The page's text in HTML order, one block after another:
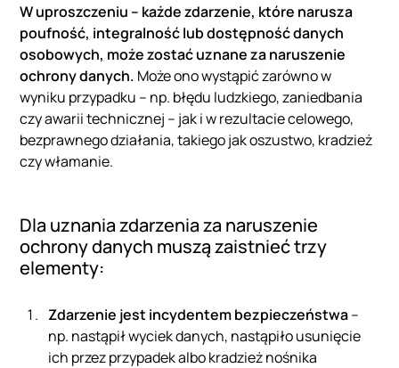
W uproszczeniu – każde zdarzenie, które narusza
poufność, integralność lub dostępność danych
osobowych, może zostać uznane za naruszenie
ochrony danych. Może ono wystąpić zarówno w
wyniku przypadku – np. błędu ludzkiego, zaniedbania
czy awarii technicznej – jak i w rezultacie celowego,
bezprawnego działania, takiego jak oszustwo, kradzież
czy włamanie.
Dla uznania zdarzenia za naruszenie
ochrony danych muszą zaistnieć trzy
elementy:
Zdarzenie jest incydentem bezpieczeństwa–
np. nastąpił wyciek danych, nastąpiło usunięcie
ich przez przypadek albo kradzież nośnika